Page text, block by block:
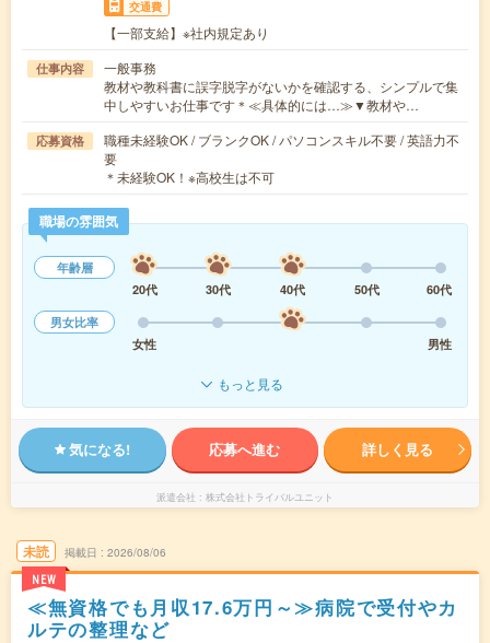
交通費
【一部支給】※社内規定あり
仕事内容
一般事務
教材や教科書に誤字脱字がないかを確認する、シンプルで集
中しやすいお仕事です＊≪具体的には…≫▼教材や…
応募資格
職種未経験OK / ブランクOK / パソコンスキル不要 / 英語力不
要
＊未経験OK！※高校生は不可
職場の雰囲気
年齢層
20代
30代 40代 50代
60代
男女比率
女性
男性
もっと見る
気になる! 応募へ進む 詳しく見る
派遣会社 株式会社トライバルユニット
未読
NEW
掲載日 2026/08/06
≪無資格でも月収17.6万円～≫病院で受付やカ
ルテの整理など